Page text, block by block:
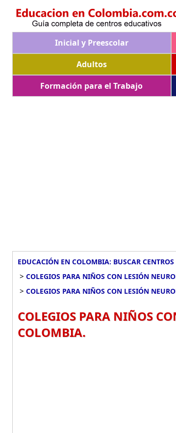
Inicial y Preescolar
Adultos
Formación para el Trabajo
EDUCACIÓN EN COLOMBIA: BUSCAR CENTROS
> COLEGIOS PARA NIÑOS CON LESIÓN
> COLEGIOS PARA NIÑOS CON LESIÓN
COLEGIOS PARA NIÑOS
COLOMBIA.